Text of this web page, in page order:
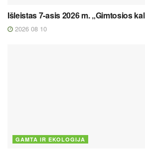
Išleistas 7-asis 2026 m. „Gimtosios
2026 08 10
GAMTA IR EKOLOGIJA